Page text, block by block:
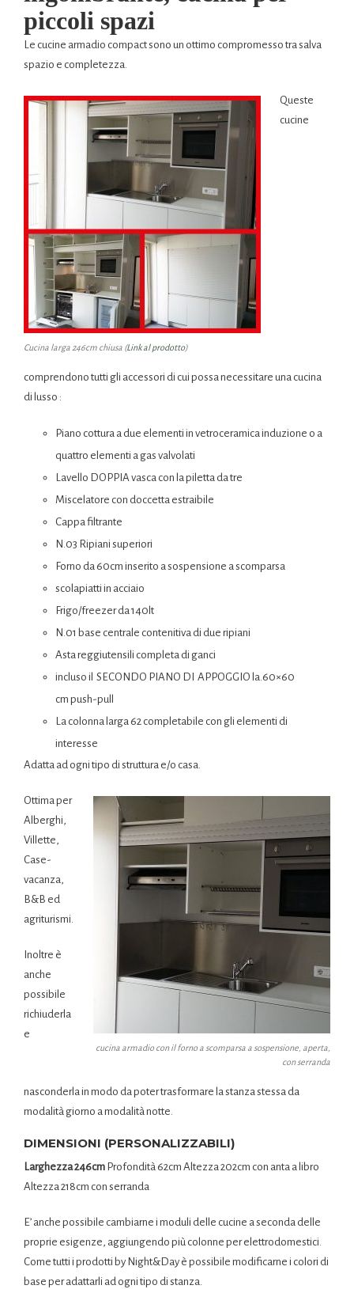
piccoli spazi
Le cucine armadio compact sono un ottimo compromesso tra salva
spazio e completezza.
Cucina larga 246cm chiusa (Link al prodotto)
Queste
cucine
comprendono tutti gli accessori di cui possa necessitare una cucina
di lusso :
Piano cottura a due elementi in vetroceramica induzione o a
quattro elementi a gas valvolati
Lavello DOPPIA vasca con la piletta da tre
Miscelatore con doccetta estraibile
Cappa filtrante
N.03 Ripiani superiori
Forno da 60cm inserito a sospensione a scomparsa
scolapiatti in acciaio
Frigo/freezer da 140lt
N.01 base centrale contenitiva di due ripiani
Asta reggiutensili completa di ganci
incluso il SECONDO PIANO DI APPOGGIO la.60×60
cm push-pull
La colonna larga 62 completabile con gli elementi di
interesse
Adatta ad ogni tipo di struttura e/o casa.
cucina armadio con il forno a scomparsa a sospensione, aperta,
con serranda
Ottima per
Alberghi,
Villette,
Case-
vacanza,
B&B ed
agriturismi.
Inoltre è
anche
possibile
richiuderla
e
nasconderla in modo da poter trasformare la stanza stessa da
modalità giorno a modalità notte.
DIMENSIONI (PERSONALIZZABILI)
Larghezza 246cm Profondità 62cm Altezza 202cm con anta a libro
Altezza 218cm con serranda
E’ anche possibile cambiarne i moduli delle cucine a seconda delle
proprie esigenze, aggiungendo più colonne per elettrodomestici.
Come tutti i prodotti by Night&Day è possibile modificarne i colori di
base per adattarli ad ogni tipo di stanza.